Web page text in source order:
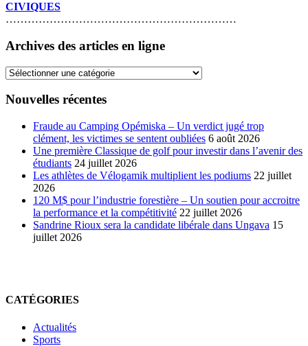
CIVIQUES
………………………………………………………
Archives des articles en ligne
Archives
articles
Nouvelles récentes
Fraude au Camping Opémiska – Un verdict jugé trop
clément, les victimes se sentent oubliées 6 août 2026
Une première Classique de golf pour investir dans l’avenir des
étudiants 24 juillet 2026
Les athlètes de Vélogamik multiplient les podiums 22 juillet
2026
120 M$ pour l’industrie forestière – Un soutien pour accroitre
la performance et la compétitivité 22 juillet 2026
Sandrine Rioux sera la candidate libérale dans Ungava 15
juillet 2026
CATÉGORIES
Actualités
Sports